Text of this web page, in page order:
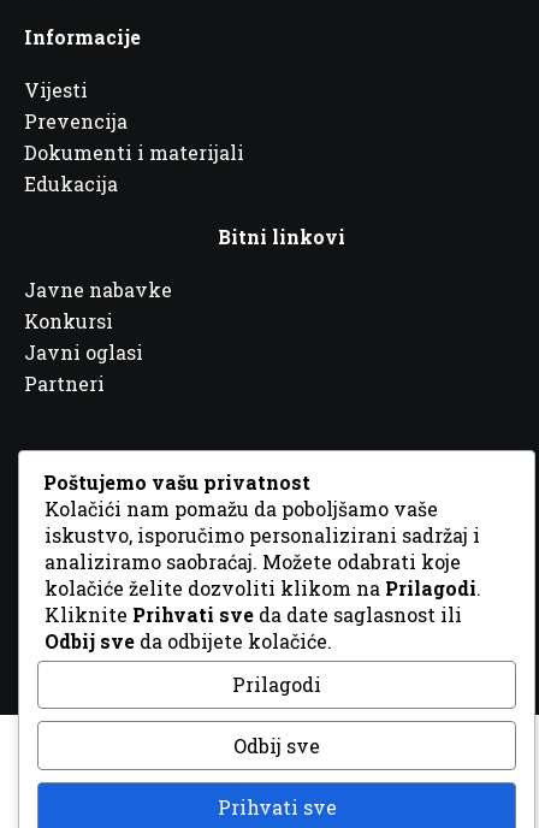
Informacije
Vijesti
Prevencija
Dokumenti i materijali
Edukacija
Bitni linkovi
Javne nabavke
Konkursi
Javni oglasi
Partneri
© 2026 Sva prava zadržana. DizajnGordonDM
Poštujemo vašu privatnost
Kolačići nam pomažu da poboljšamo vaše
iskustvo, isporučimo personalizirani sadržaj i
analiziramo saobraćaj. Možete odabrati koje
kolačiće želite dozvoliti klikom na Prilagodi.
Kliknite Prihvati sve da date saglasnost ili
Odbij sve da odbijete kolačiće.
Prilagodi
Odbij sve
Prihvati sve